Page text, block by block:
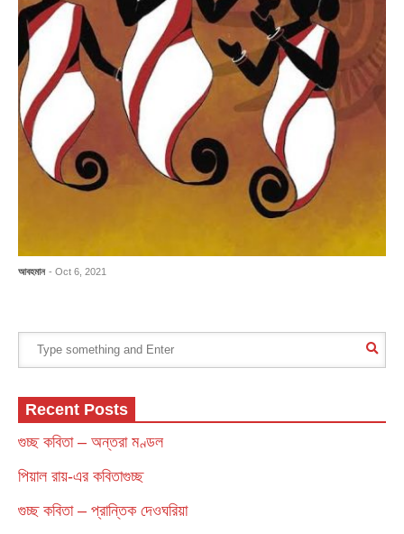
আবহমান - Oct 6, 2021
Recent Posts
গুচ্ছ কবিতা – অন্তরা মণ্ডল
পিয়াল রায়-এর কবিতাগুচ্ছ
গুচ্ছ কবিতা – প্রান্তিক দেওঘরিয়া